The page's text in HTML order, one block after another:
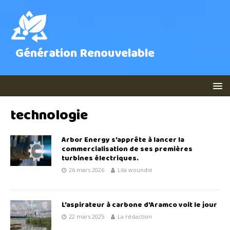
Génération Renouvelable
technologie
Arbor Energy s’apprête à lancer la
commercialisation de ses premières
turbines électriques.
26 mars 2026 Lila woundie
L’aspirateur à carbone d’Aramco voit le jour
22 mars 2025 La rédaction